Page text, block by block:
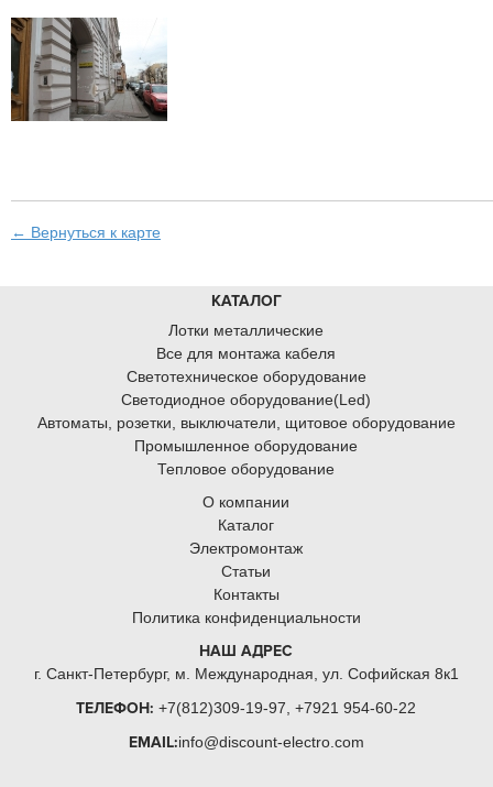
← Вернуться к карте
КАТАЛОГ
Лотки металлические
Все для монтажа кабеля
Светотехническое оборудование
Светодиодное оборудование(Led)
Автоматы, розетки, выключатели, щитовое оборудование
Промышленное оборудование
Тепловое оборудование
О компании
Каталог
Электромонтаж
Статьи
Контакты
Политика конфиденциальности
НАШ АДРЕС
г. Санкт-Петербург, м. Международная, ул. Софийская 8к1
ТЕЛЕФОН: +7(812)309-19-97, +7921 954-60-22
EMAIL:info@discount-electro.com